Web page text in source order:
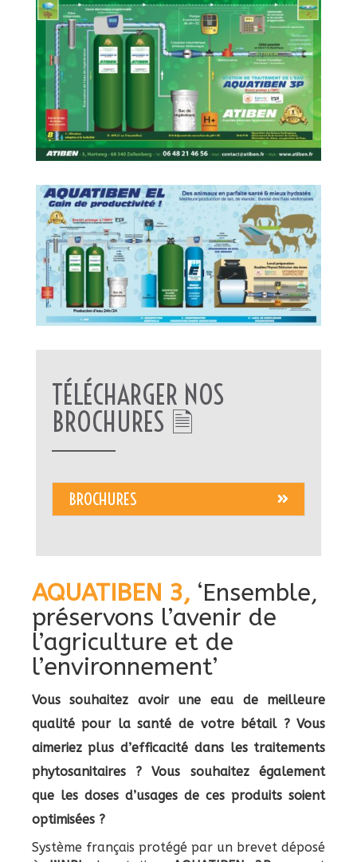
TÉLÉCHARGER NOS
BROCHURES 🗎
BROCHURES
AQUATIBEN 3, ‘Ensemble,
préservons l’avenir de
l’agriculture et de
l’environnement’
Vous souhaitez avoir une eau de meilleure
qualité pour la santé de votre bétail ? Vous
aimeriez plus d’efficacité dans les traitements
phytosanitaires ? Vous souhaitez également
que les doses d’usages de ces produits soient
optimisées ?
Système français protégé par un brevet déposé